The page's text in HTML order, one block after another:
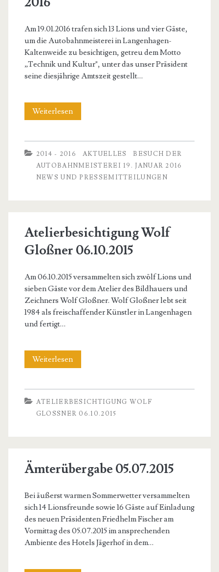
Am 19.01.2016 trafen sich 13 Lions und vier Gäste,
um die Autobahnmeisterei in Langenhagen-
Kaltenweide zu besichtigen, getreu dem Motto
„Technik und Kultur", unter das unser Präsident
seine diesjährige Amtszeit gestellt…
WeiterlesenBesuch
19.
Januar
2014 - 2016 AKTUELLES
BESUCH DER
AUTOBAHNMEISTEREI 19. JANUAR 2016
NEWS UND PRESSEMITTEILUNGEN
Atelierbesichtigung Wolf
Gloßner 06.10.2015
Am 06.10.2015 versammelten sich zwölf Lions und
sieben Gäste vor dem Atelier des Bildhauers und
Zeichners Wolf Gloßner. Wolf Gloßner lebt seit
1984 als freischaffender Künstler in Langenhagen
und fertigt…
WeiterlesenAtelierbesichtigung
06.10.2015
ATELIERBESICHTIGUNG WOLF
GLOSSNER 06.10.2015
Ämterübergabe 05.07.2015
Bei äußerst warmen Sommerwetter versammelten
sich 14 Lionsfreunde sowie 16 Gäste auf Einladung
des neuen Präsidenten Friedhelm Fischer am
Vormittag des 05.07.2015 im ansprechenden
Ambiente des Hotels Jägerhof in dem…